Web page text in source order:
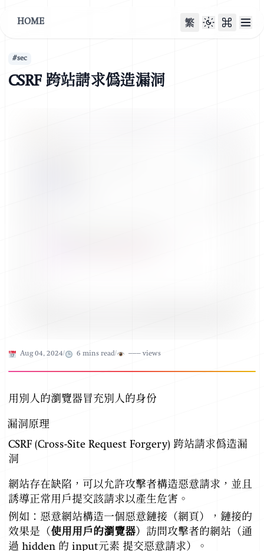
HOME 繁
#sec
CSRF 跨站請求偽造漏洞
Published on
Aug 04, 2024/ 6 mins read/ –––views
用別人的瀏覽器冒充別人的身份
漏洞原理
CSRF (Cross-Site Request Forgery) 跨站請求偽造漏
洞
網站存在缺陷，可以允許攻擊者構造惡意請求，並且
誘導正常用戶提交該請求以產生危害。
例如：惡意網站構造一個惡意鏈接（網頁），鏈接的
效果是（使用用戶的瀏覽器）訪問攻擊者的網站（通
過 hidden 的 input元素 提交惡意請求）。